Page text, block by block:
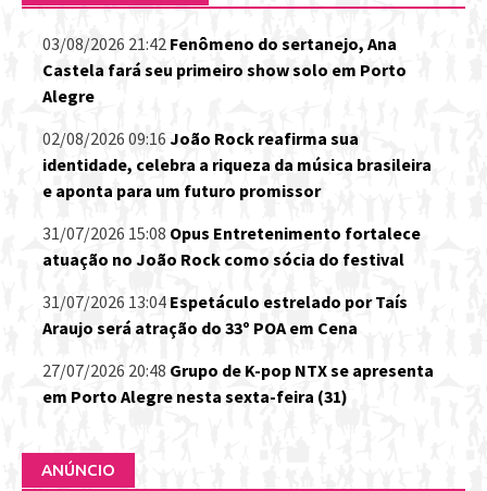
03/08/2026 21:42 Fenômeno do sertanejo, Ana
Castela fará seu primeiro show solo em Porto
Alegre
02/08/2026 09:16 João Rock reafirma sua
identidade, celebra a riqueza da música brasileira
e aponta para um futuro promissor
31/07/2026 15:08 Opus Entretenimento fortalece
atuação no João Rock como sócia do festival
31/07/2026 13:04 Espetáculo estrelado por Taís
Araujo será atração do 33º POA em Cena
27/07/2026 20:48 Grupo de K-pop NTX se apresenta
em Porto Alegre nesta sexta-feira (31)
ANÚNCIO